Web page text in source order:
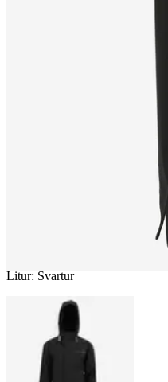
Regnkápa
Litur: Svartur